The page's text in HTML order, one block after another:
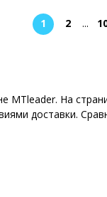
1 2 ...
MTleader. На
доставки.